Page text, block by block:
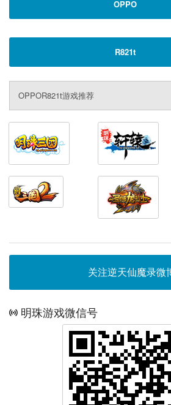
OPPO
R821t
OPPOR821t游戏推荐
关注逆天仙魔录微
明珠游戏微信号